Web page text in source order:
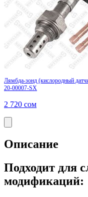
Лямбда-зонд (кислородный
20-00007-SX
2 720 сом
Описание
Подходит для
модификаций: